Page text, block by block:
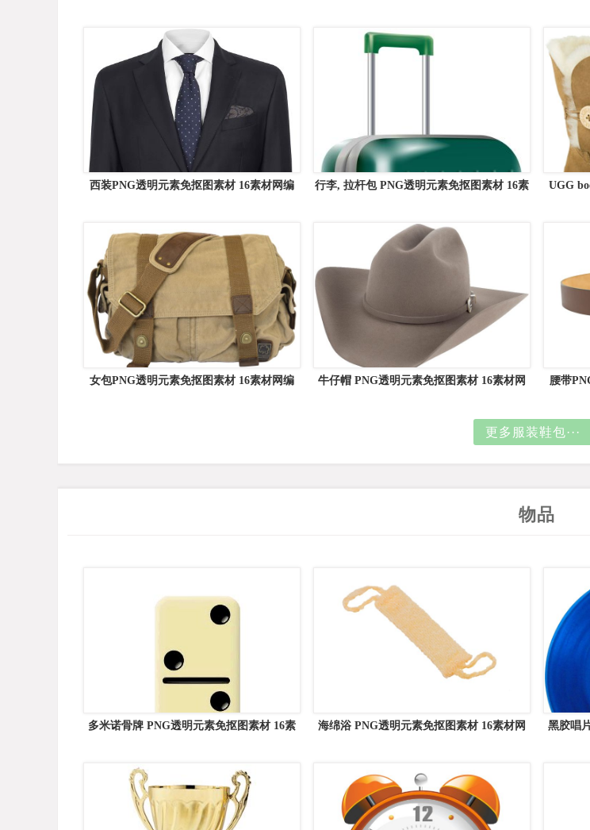
西装PNG透明元素免抠图素材 16素材网编
行李, 拉杆包 PNG透明元素免抠图素材 16素
UGG
女包PNG透明元素免抠图素材 16素材网编
牛仔帽 PNG透明元素免抠图素材 16素材网
腰带
更多服装鞋包···
物品
多米诺骨牌 PNG透明元素免抠图素材 16素
海绵浴 PNG透明元素免抠图素材 16素材网
黑胶唱